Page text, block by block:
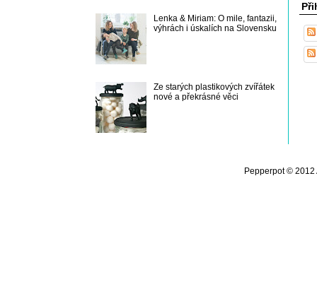
Lenka & Miriam: O mile, fantazii,
výhrách i úskalích na Slovensku
Ze starých plastikových zvířátek
nové a překrásné věci
Pepperpot ©